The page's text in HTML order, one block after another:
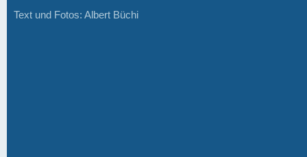
Text und Fotos: Albert Büchi